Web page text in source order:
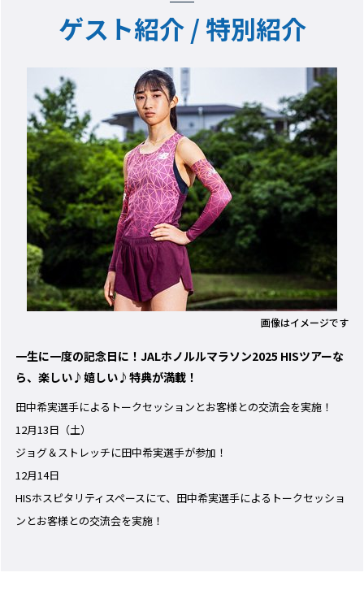
ゲスト紹介 / 特別紹介
一生に一度の記念日に！JALホノルルマラソン2025 HISツアーな
ら、楽しい♪嬉しい♪特典が満載！
田中希実選手によるトークセッションとお客様との交流会を実施！
12月13日（土）
ジョグ＆ストレッチに田中希実選手が参加！
12月14日
HISホスピタリティスペースにて、田中希実選手によるトークセッショ
ンとお客様との交流会を実施！
画像はイメージです